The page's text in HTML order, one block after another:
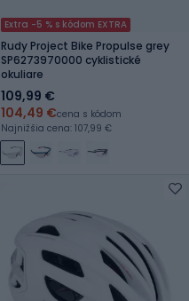
Extra -5 % s kódom EXTRA
Rudy Project Bike Propulse grey
SP6273970000 cyklistické
okuliare
109,99 €
104,49 €cena s kódom
Najnižšia cena: 107,99 €